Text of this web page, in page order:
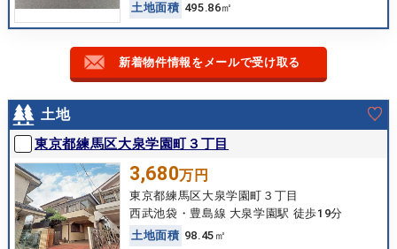
土地面積 495.86㎡
新着物件情報をメールで受け取る
土地
東京都練馬区大泉学園町３丁目
3,680万円
東京都練馬区大泉学園町３丁目
西武池袋・豊島線 大泉学園駅 徒歩19分
土地面積 98.45㎡